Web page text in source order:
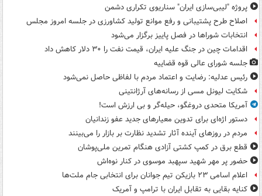
پروژه "لیبی‌سازی ایران" سناریوی تکراری دشمن
اصلاح طرح پشتیبانی و رفع موانع تولید کشاورزی در جلسه امروز مجلس
انتخابات شوراها در فصل پاییز برگزار می‌شود
اقدامات چین در جنگ علیه ایران، قیمت نفت را ۳۰ دلار کاهش داد
جلسه شورای عالی قوه قضاییه
رئیس عدلیه: رضایت و اعتماد مردم با لفاظی حاصل نمی‌شود
شکایت لیونل مسی از رسانه‌های آرژانتینی
آمریکا متحدی دروغگو، حیله‌گر و بی ارزش است!
دستور اژه‌ای برای تدوین معیارهای جدید عفو زندانیان
مردم در روزهای آینده آثار تشدید نظارت بر بازار را می‌بینند
قطع برق در کمپ کشتی آزادی هنگام تمرین ملی‌پوشان
حضور پر مهر شهید سپهبد موسوی در کنار نوه‌اش
اعلام اسامی ۲۳ بازیکن تیم جوانان برای انتخابی جام ملت‌ها
کنایه بقایی به تقابل ایران با ترامپ و آمریک